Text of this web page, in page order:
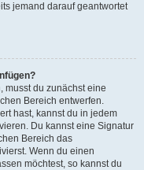
jemand darauf geantwortet
musst du zunächst eine
Bereich entwerfen.
hast, kannst du in jedem
Du kannst eine Signatur
Bereich das
Wenn du einen
möchtest, so kannst du